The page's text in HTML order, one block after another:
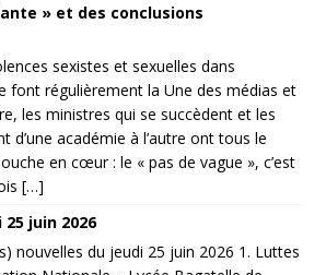
» et des conclusions
sexistes et sexuelles dans
font régulièrement la Une des médias et
les ministres qui se succèdent et les
d’une académie à l’autre ont tous le
en cœur : le « pas de vague », c’est
[…]
juin 2026
nouvelles du jeudi 25 juin 2026 1. Luttes